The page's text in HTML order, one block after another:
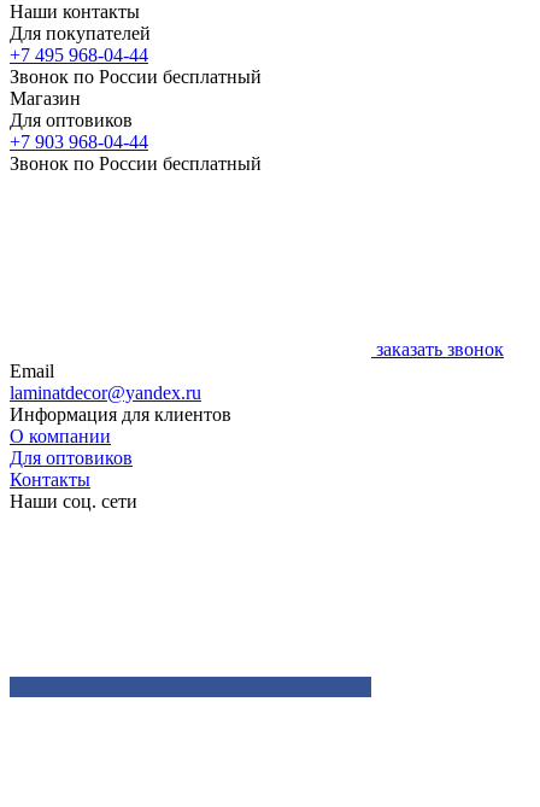
Наши контакты
Для покупателей
+7 495 968-04-44
Звонок по России бесплатный
Магазин
Для оптовиков
+7 903 968-04-44
Звонок по России бесплатный
заказать звонок
Email
laminatdecor@yandex.ru
Информация для клиентов
О компании
Для оптовиков
Контакты
Наши соц. сети